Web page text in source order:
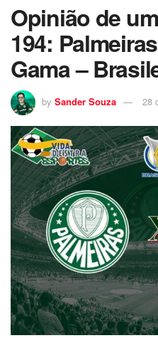
Opinião de
194:
Gama –
by Sander Souza 28